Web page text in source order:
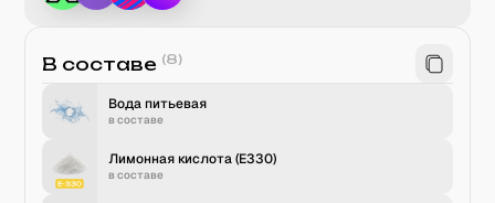
В составе (8)
Вода питьевая
в составе
Лимонная кислота (Е330)
в составе